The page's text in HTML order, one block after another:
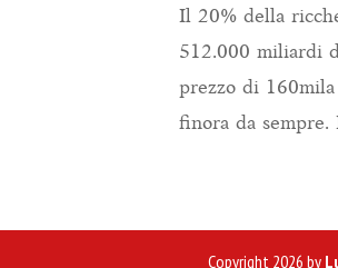
Il 20% della
512.000 miliardi
prezzo di
finora da sempre.
Copyright 2026 by